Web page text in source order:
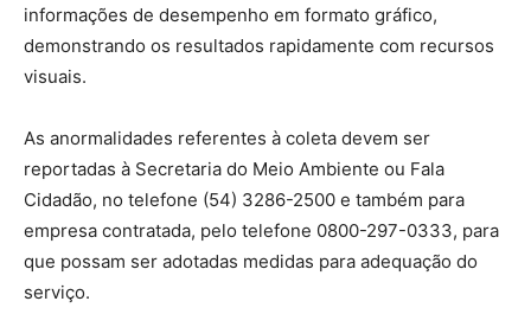
informações de desempenho em formato gráfico,
demonstrando os resultados rapidamente com recursos
visuais.
As anormalidades referentes à coleta devem ser
reportadas à Secretaria do Meio Ambiente ou Fala
Cidadão, no telefone (54) 3286-2500 e também para
empresa contratada, pelo telefone 0800-297-0333, para
que possam ser adotadas medidas para adequação do
serviço.